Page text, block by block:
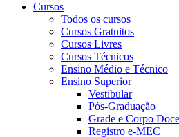
Cursos
Todos os cursos
Cursos Gratuitos
Cursos Livres
Cursos Técnicos
Ensino Médio e Técnico
Ensino Superior
Vestibular
Pós-Graduação
Grade e Corpo
Registro e-MEC